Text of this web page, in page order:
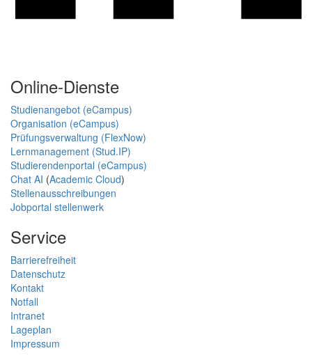
Online-Dienste
Studienangebot (eCampus)
Organisation (eCampus)
Prüfungsverwaltung (FlexNow)
Lernmanagement (Stud.IP)
Studierendenportal (eCampus)
Chat AI (Academic Cloud)
Stellenausschreibungen
Jobportal stellenwerk
Service
Barrierefreiheit
Datenschutz
Kontakt
Notfall
Intranet
Lageplan
Impressum